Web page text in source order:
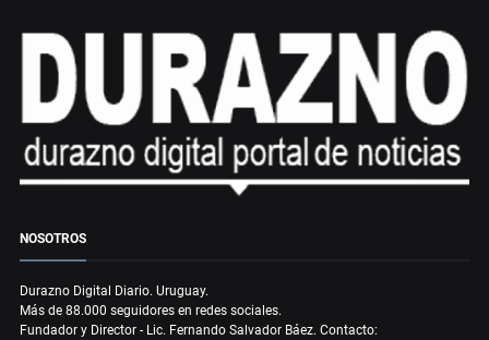
NOSOTROS
Durazno Digital Diario. Uruguay.
Más de 88.000 seguidores en redes sociales.
Fundador y Director - Lic. Fernando Salvador Báez. Contacto: